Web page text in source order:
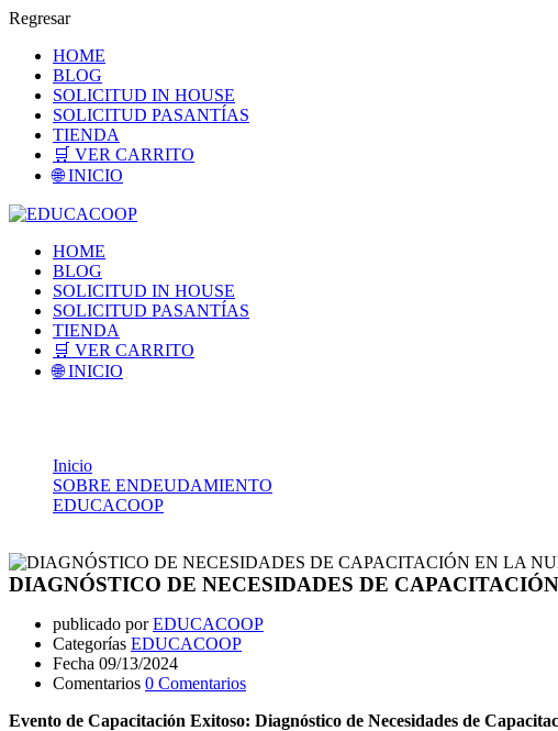
Regresar
HOME
BLOG
SOLICITUD IN HOUSE
SOLICITUD PASANTÍAS
TIENDA
🛒 VER CARRITO
🌐 INICIO
HOME
BLOG
SOLICITUD IN HOUSE
SOLICITUD PASANTÍAS
TIENDA
🛒 VER CARRITO
🌐 INICIO
Inicio
SOBRE ENDEUDAMIENTO
EDUCACOOP
DIAGNÓSTICO DE NECESIDADES DE
publicado por EDUCACOOP
Categorías EDUCACOOP
Fecha 09/13/2024
Comentarios 0 Comentarios
Evento de Capacitación Exitoso: Diagnóstico de Necesidades de